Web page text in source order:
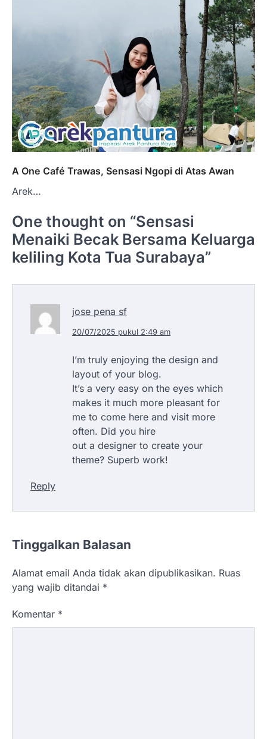
A One Café Trawas, Sensasi Ngopi di Atas Awan
Arek…
One thought on “Sensasi
Menaiki Becak Bersama Keluarga
keliling Kota Tua Surabaya”
jose pena sf
20/07/2025 pukul 2:49 am
I’m truly enjoying the design and
layout of your blog.
It’s a very easy on the eyes which
makes it much more pleasant for
me to come here and visit more
often. Did you hire
out a designer to create your
theme? Superb work!
Reply
Tinggalkan Balasan
Alamat email Anda tidak akan dipublikasikan. Ruas
yang wajib ditandai *
Komentar *